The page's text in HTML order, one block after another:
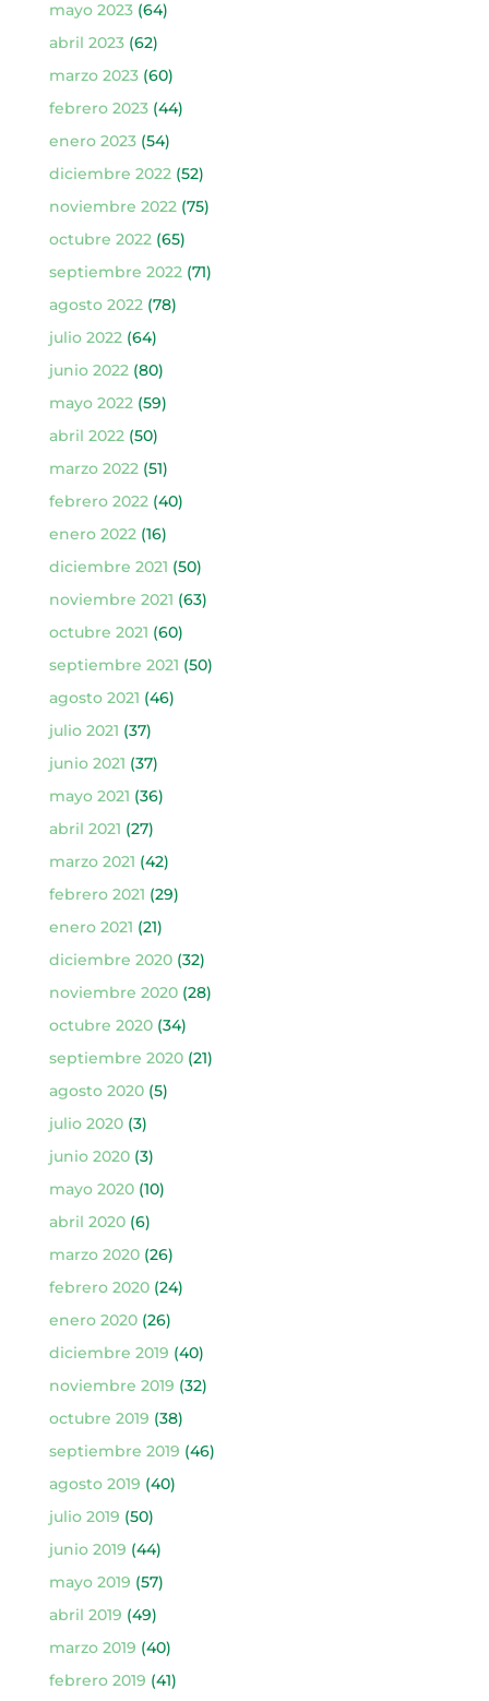
mayo 2023(64)
abril 2023(62)
marzo 2023(60)
febrero 2023(44)
enero 2023(54)
diciembre 2022(52)
noviembre 2022(75)
octubre 2022(65)
septiembre 2022(71)
agosto 2022(78)
julio 2022(64)
junio 2022(80)
mayo 2022(59)
abril 2022(50)
marzo 2022(51)
febrero 2022(40)
enero 2022(16)
diciembre 2021 (50)
noviembre 2021 (63)
octubre 2021 (60)
septiembre 2021 (50)
agosto 2021 (46)
julio 2021 (37)
junio 2021 (37)
mayo 2021 (36)
abril 2021 (27)
marzo 2021 (42)
febrero 2021 (29)
enero 2021 (21)
diciembre 2020(32)
noviembre 2020(28)
octubre 2020(34)
septiembre 2020(21)
agosto 2020(5)
julio 2020(3)
junio 2020(3)
mayo 2020(10)
abril 2020(6)
marzo 2020(26)
febrero 2020(24)
enero 2020(26)
diciembre 2019 (40)
noviembre 2019 (32)
octubre 2019 (38)
septiembre 2019 (46)
agosto 2019 (40)
julio 2019 (50)
junio 2019 (44)
mayo 2019 (57)
abril 2019 (49)
marzo 2019 (40)
febrero 2019 (41)